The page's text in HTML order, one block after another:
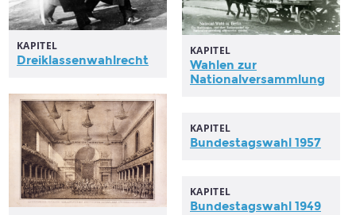
KAPITEL
Dreiklassenwahlrecht
KAPITEL
Wahlen zur
Nationalversammlung
KAPITEL
Bundestagswahl 1957
KAPITEL
Bundestagswahl 1949